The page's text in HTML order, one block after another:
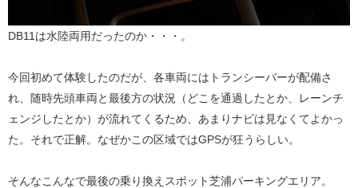
DB11は水陸両用だったのか・・・。
今回初めて体験したのだが、各車両にはトランシーバーが配備さ
れ、随時先頭車両と最後方の状況（どこを通過したとか、レーンチ
ェンジしたとか）が流れてくるため、あまりナビは見なくてよかっ
た。それで正解。なぜかこの区域ではGPSが狂うらしい。
そんなこんなで最後の乗り換えスポット芝浦パーキングエリア。